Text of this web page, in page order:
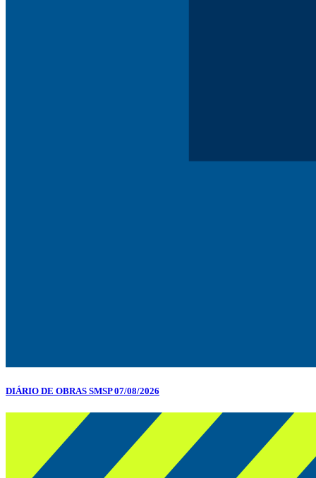
DIÁRIO DE OBRAS SMSP 07/08/2026